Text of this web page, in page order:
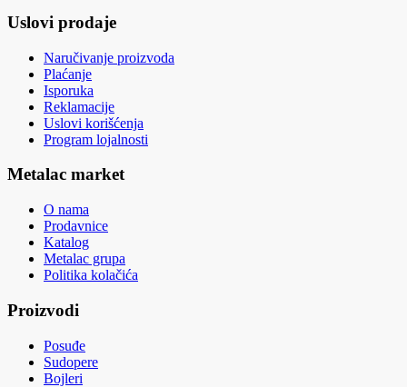
Uslovi prodaje
Naručivanje proizvoda
Plaćanje
Isporuka
Reklamacije
Uslovi korišćenja
Program lojalnosti
Metalac market
O nama
Prodavnice
Katalog
Metalac grupa
Politika kolačića
Proizvodi
Posuđe
Sudopere
Bojleri